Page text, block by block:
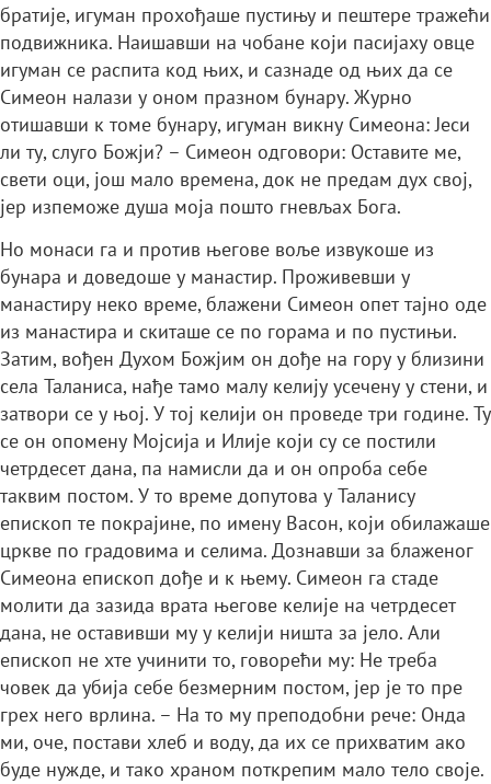
братије, игуман прохођаше пустињу и пештере тражећи
подвижника. Наишавши на чобане који пасијаху овце
игуман се распита код њих, и сазнаде од њих да се
Симеон налази у оном празном бунару. Журно
отишавши к томе бунару, игуман викну Симеона: Јеси
ли ту, слуго Божји? – Симеон одговори: Оставите ме,
свети оци, још мало времена, док не предам дух свој,
јер изпеможе душа моја пошто гневљах Бога.
Но монаси га и против његове воље извукоше из
бунара и доведоше у манастир. Проживевши у
манастиру неко време, блажени Симеон опет тајно оде
из манастира и скиташе се по горама и по пустињи.
Затим, вођен Духом Божјим он дође на гору у близини
села Таланиса, нађе тамо малу келију усечену у стени, и
затвори се у њој. У тој келији он проведе три године. Ту
се он опомену Мојсија и Илије који су се постили
четрдесет дана, па намисли да и он опроба себе
таквим постом. У то време допутова у Таланису
епископ те покрајине, по имену Васон, који обилажаше
цркве по градовима и селима. Дознавши за блаженог
Симеона епископ дође и к њему. Симеон га стаде
молити да зазида врата његове келије на четрдесет
дана, не оставивши му у келији ништа за јело. Али
епископ не хте учинити то, говорећи му: Не треба
човек да убија себе безмерним постом, јер је то пре
грех него врлина. – На то му преподобни рече: Онда
ми, оче, постави хлеб и воду, да их се прихватим ако
буде нужде, и тако храном поткрепим мало тело своје.